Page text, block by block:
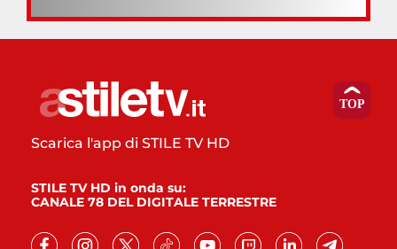
Scarica l'app di STILE TV HD
STILE TV HD in onda su:
CANALE 78 DEL DIGITALE TERRESTRE